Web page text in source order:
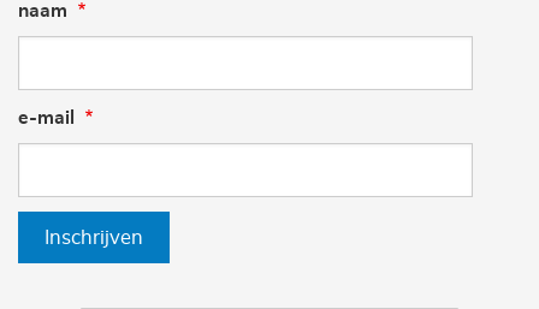
naam
e-mail
Inschrijven